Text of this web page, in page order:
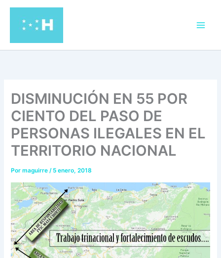
contenido
DISMINUCIÓN EN 55 POR
CIENTO DEL PASO DE
PERSONAS ILEGALES EN EL
TERRITORIO NACIONAL
Pormaguirre/ 5 enero, 2018